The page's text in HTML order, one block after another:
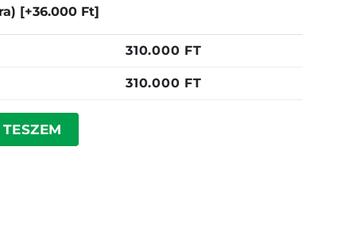
[+36.000 Ft]
310.000 FT
310.000 FT